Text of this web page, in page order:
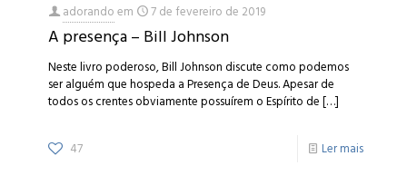
adorandoem 7 de fevereiro de 2019
A presença – Bill Johnson
Neste livro poderoso, Bill Johnson discute como podemos
ser alguém que hospeda a Presença de Deus. Apesar de
todos os crentes obviamente possuírem o Espírito de[…]
47 Ler mais